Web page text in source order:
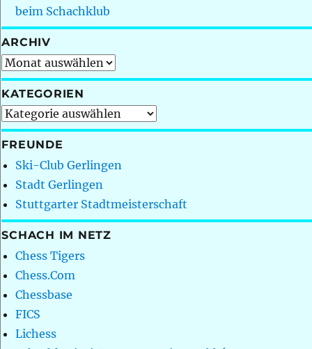
beim Schachklub
ARCHIV
Archiv
KATEGORIEN
Kategorien
FREUNDE
Ski-Club Gerlingen
Stadt Gerlingen
Stuttgarter Stadtmeisterschaft
SCHACH IM NETZ
Chess Tigers
Chess.Com
Chessbase
FICS
Lichess